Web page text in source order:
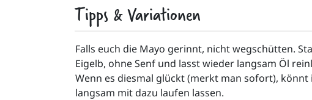
Tipps & Variationen
Falls euch die Mayo gerinnt, nicht wegschütten.
Eigelb, ohne Senf und lasst wieder langsam Öl
Wenn es diesmal glückt (merkt man sofort),
langsam mit dazu laufen lassen.